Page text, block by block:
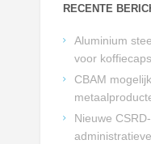
RECENTE
Aluminium
voor
CBAM
Nieuwe